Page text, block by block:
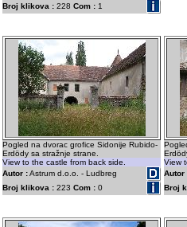
Broj klikova : 228 Com : 1
Pogled na dvorac grofice Sidonije Rubido-
Erdödy sa stražnje strane.
View to the castle from back side.
Autor :Astrum d.o.o. - Ludbreg
Broj klikova : 223 Com : 0
View
Autor
Broj